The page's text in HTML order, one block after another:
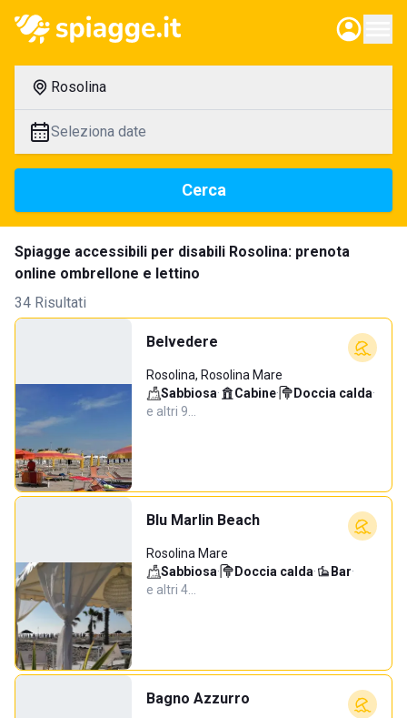
Rosolina
Seleziona date
Cerca
Spiagge accessibili per disabili Rosolina: prenota
online ombrellone e lettino
34 Risultati
Belvedere
Rosolina, Rosolina Mare
Sabbiosa· Cabine· Doccia calda·
e altri 9…
Blu Marlin Beach
Rosolina Mare
Sabbiosa· Doccia calda· Bar·
e altri 4…
Bagno Azzurro